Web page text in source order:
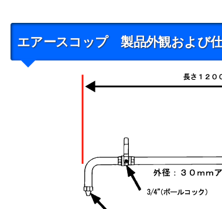
エアースコップ 製品外観および